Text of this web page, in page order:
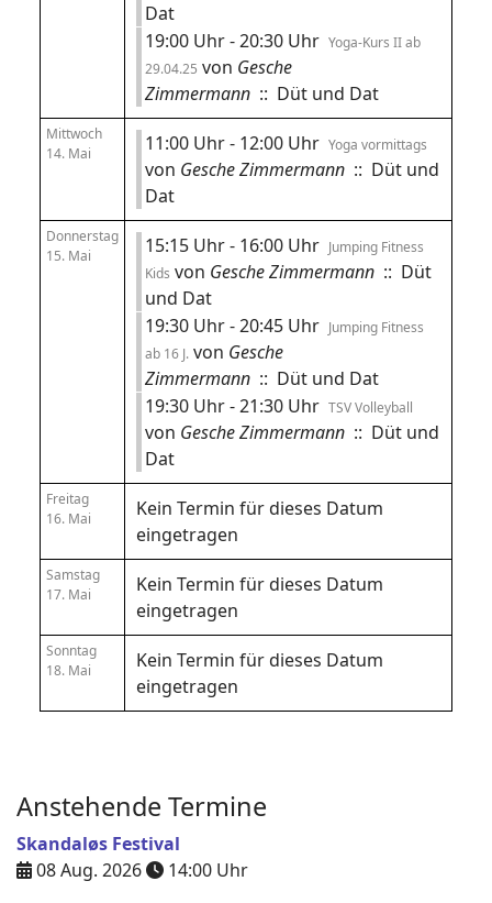
Dat
19:00 Uhr - 20:30 Uhr Yoga-Kurs II ab
29.04.25 von Gesche
Zimmermann :: Düt und Dat
Mittwoch
14. Mai
11:00 Uhr - 12:00 Uhr Yoga vormittags
von Gesche Zimmermann :: Düt und
Dat
Donnerstag
15. Mai
15:15 Uhr - 16:00 Uhr Jumping Fitness
Kids von Gesche Zimmermann :: Düt
und Dat
19:30 Uhr - 20:45 Uhr Jumping Fitness
ab 16 J. von Gesche
Zimmermann :: Düt und Dat
19:30 Uhr - 21:30 Uhr TSV Volleyball
von Gesche Zimmermann :: Düt und
Dat
Freitag
16. Mai
Kein Termin für dieses Datum
eingetragen
Samstag
17. Mai
Kein Termin für dieses Datum
eingetragen
Sonntag
18. Mai
Kein Termin für dieses Datum
eingetragen
Anstehende Termine
Skandaløs Festival
08 Aug. 2026
14:00 Uhr